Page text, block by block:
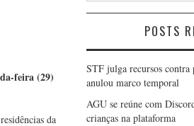
feira (29)
da
POSTS
STF julga recursos contra
anulou marco temporal
AGU se reúne com
crianças na plataforma